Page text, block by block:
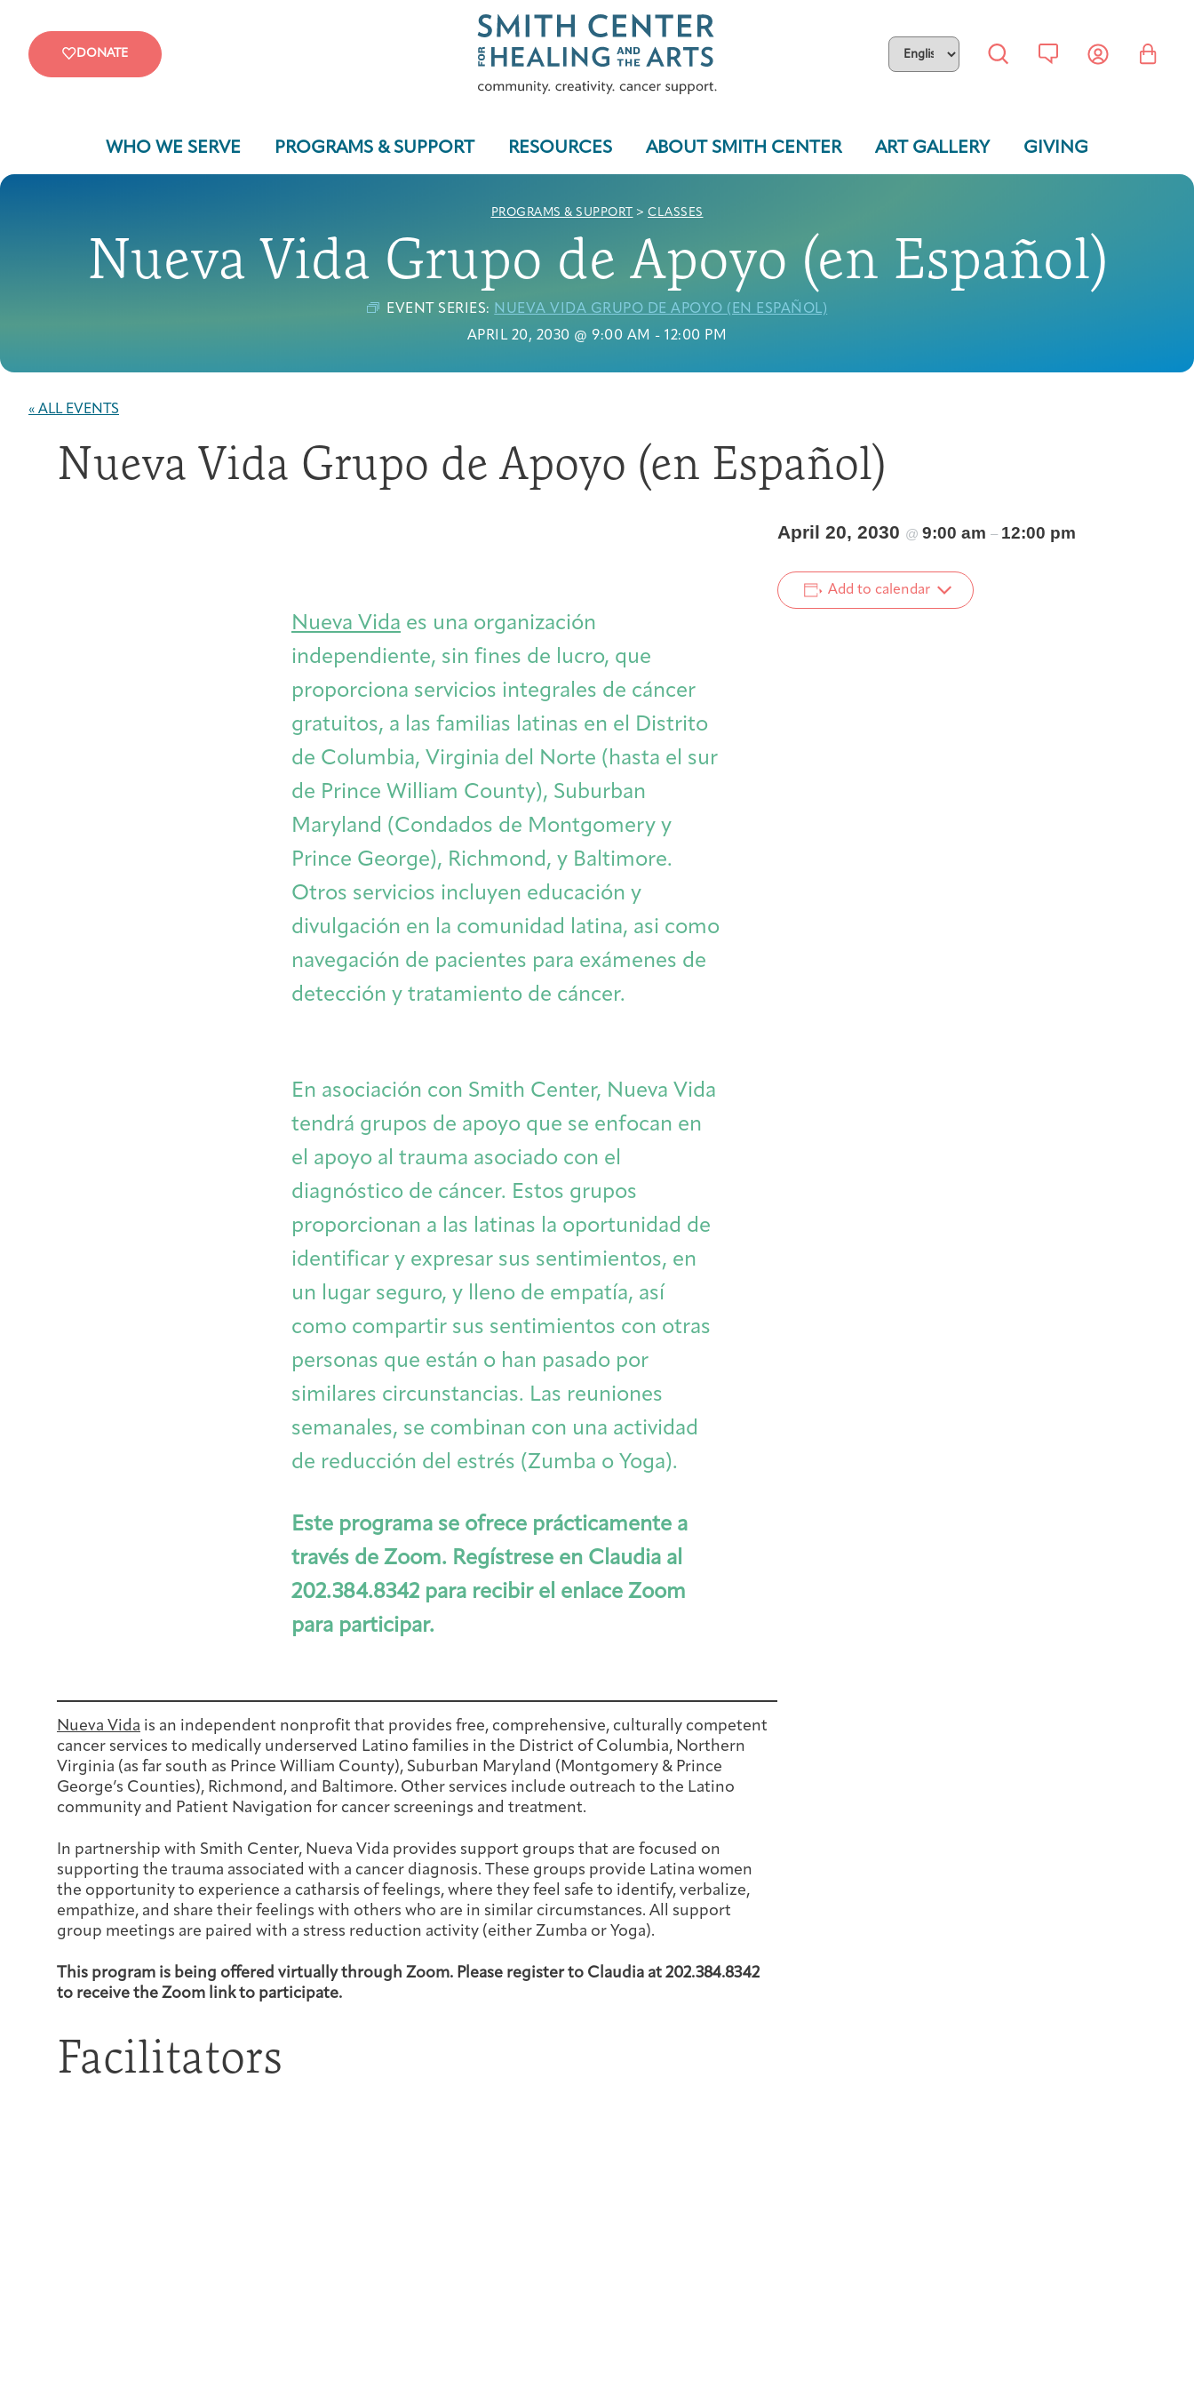
Who We Serve
Cancer Patients & Survivors
DC Young Adult Cancer Community
Caregivers
Arts & Wellness Seekers
Classes & Workshops
Support Groups
Patient Navigation & Counseling
Art & Creativity
Resources
About
Our Team
Careers & Volunteering
Our Story
Joan Hisaoka Healing Arts Gallery
Past Exhibitions
Upcoming Exhibitions/Events
Visit
Giving
Employer Gift Match
Events
Financials & Impact Data
DONATE
WHO WE SERVE PROGRAMS & SUPPORT RESOURCES ABOUT SMITH CENTER ART GALLERY GIVING
PROGRAMS & SUPPORT > CLASSES
Nueva Vida Grupo de Apoyo (en Español)
EVENT SERIES: NUEVA VIDA GRUPO DE APOYO (EN ESPAÑOL)
APRIL 20, 2030 @ 9:00 AM -12:00 PM
« ALL EVENTS
Nueva Vida Grupo de Apoyo (en Español)
Nueva Vida es una organización
independiente, sin fines de lucro, que
proporciona servicios integrales de cáncer
gratuitos, a las familias latinas en el Distrito
de Columbia, Virginia del Norte (hasta el sur
de Prince William County), Suburban
Maryland (Condados de Montgomery y
Prince George), Richmond, y Baltimore.
Otros servicios incluyen educación y
divulgación en la comunidad latina, asi como
navegación de pacientes para exámenes de
detección y tratamiento de cáncer.
En asociación con Smith Center, Nueva Vida
tendrá grupos de apoyo que se enfocan en
el apoyo al trauma asociado con el
diagnóstico de cáncer. Estos grupos
proporcionan a las latinas la oportunidad de
identificar y expresar sus sentimientos, en
un lugar seguro, y lleno de empatía, así
como compartir sus sentimientos con otras
personas que están o han pasado por
similares circunstancias. Las reuniones
semanales, se combinan con una actividad
de reducción del estrés (Zumba o Yoga).
Este programa se ofrece prácticamente a
través de Zoom. Regístrese en Claudia al
202.384.8342 para recibir el enlace Zoom
para participar.
Nueva Vida is an independent nonprofit that provides free, comprehensive, culturally competent
cancer services to medically underserved Latino families in the District of Columbia, Northern
Virginia (as far south as Prince William County), Suburban Maryland (Montgomery & Prince
George’s Counties), Richmond, and Baltimore. Other services include outreach to the Latino
community and Patient Navigation for cancer screenings and treatment.
In partnership with Smith Center, Nueva Vida provides support groups that are focused on
supporting the trauma associated with a cancer diagnosis. These groups provide Latina women
the opportunity to experience a catharsis of feelings, where they feel safe to identify, verbalize,
empathize, and share their feelings with others who are in similar circumstances. All support
group meetings are paired with a stress reduction activity (either Zumba or Yoga).
This program is being offered virtually through Zoom. Please register to Claudia at 202.384.8342
to receive the Zoom link to participate.
Facilitators
April 20, 2030 @ 9:00 am – 12:00 pm
Add to calendar